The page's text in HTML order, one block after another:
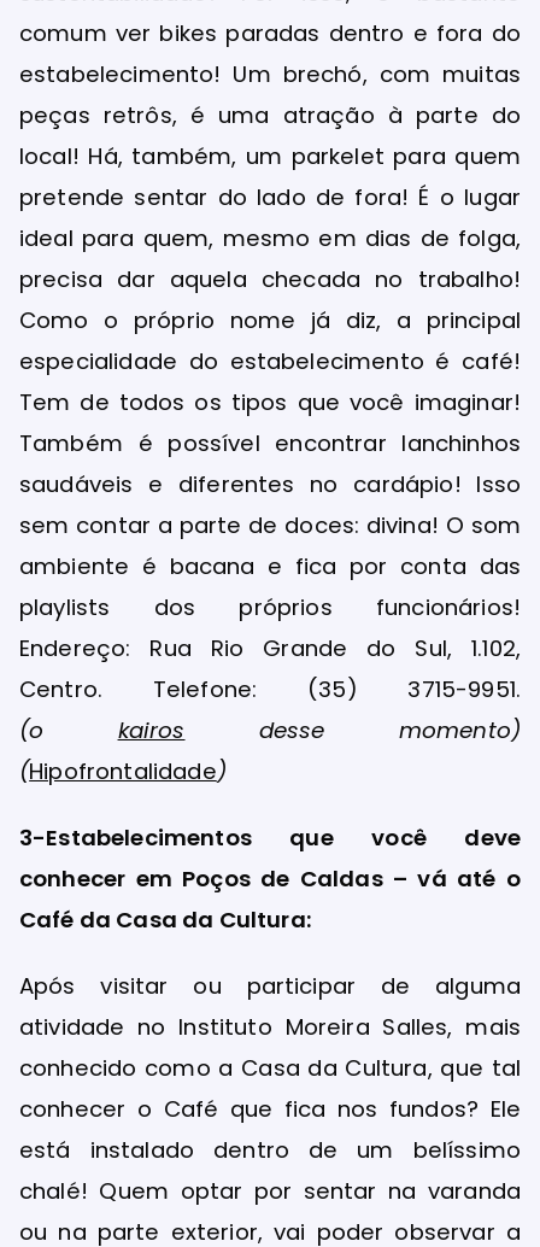
comum ver bikes paradas dentro e fora do
estabelecimento! Um brechó, com muitas
peças retrôs, é uma atração à parte do
local! Há, também, um parkelet para quem
pretende sentar do lado de fora! É o lugar
ideal para quem, mesmo em dias de folga,
precisa dar aquela checada no trabalho!
Como o próprio nome já diz, a principal
especialidade do estabelecimento é café!
Tem de todos os tipos que você imaginar!
Também é possível encontrar lanchinhos
saudáveis e diferentes no cardápio! Isso
sem contar a parte de doces: divina! O som
ambiente é bacana e fica por conta das
playlists dos próprios funcionários!
Endereço: Rua Rio Grande do Sul, 1.102,
Centro. Telefone: (35) 3715-9951.
(o kairos desse momento)
(Hipofrontalidade)
3-Estabelecimentos que você deve
conhecer em Poços de Caldas – vá até o
Café da Casa da Cultura:
Após visitar ou participar de alguma
atividade no Instituto Moreira Salles, mais
conhecido como a Casa da Cultura, que tal
conhecer o Café que fica nos fundos? Ele
está instalado dentro de um belíssimo
chalé! Quem optar por sentar na varanda
ou na parte exterior, vai poder observar a